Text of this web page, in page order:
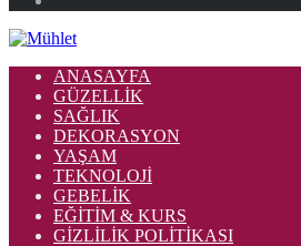
ANASAYFA
GÜZELLIK
SAĞLIK
DEKORASYON
YAŞAM
TEKNOLOJI
GEBELIK
EĞITIM & KURS
GIZLILIK POLITIKASI